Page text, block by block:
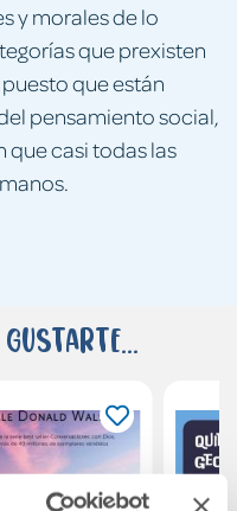
y morales de lo
que prexisten
que están
pensamiento social,
casi todas las
gustarte...